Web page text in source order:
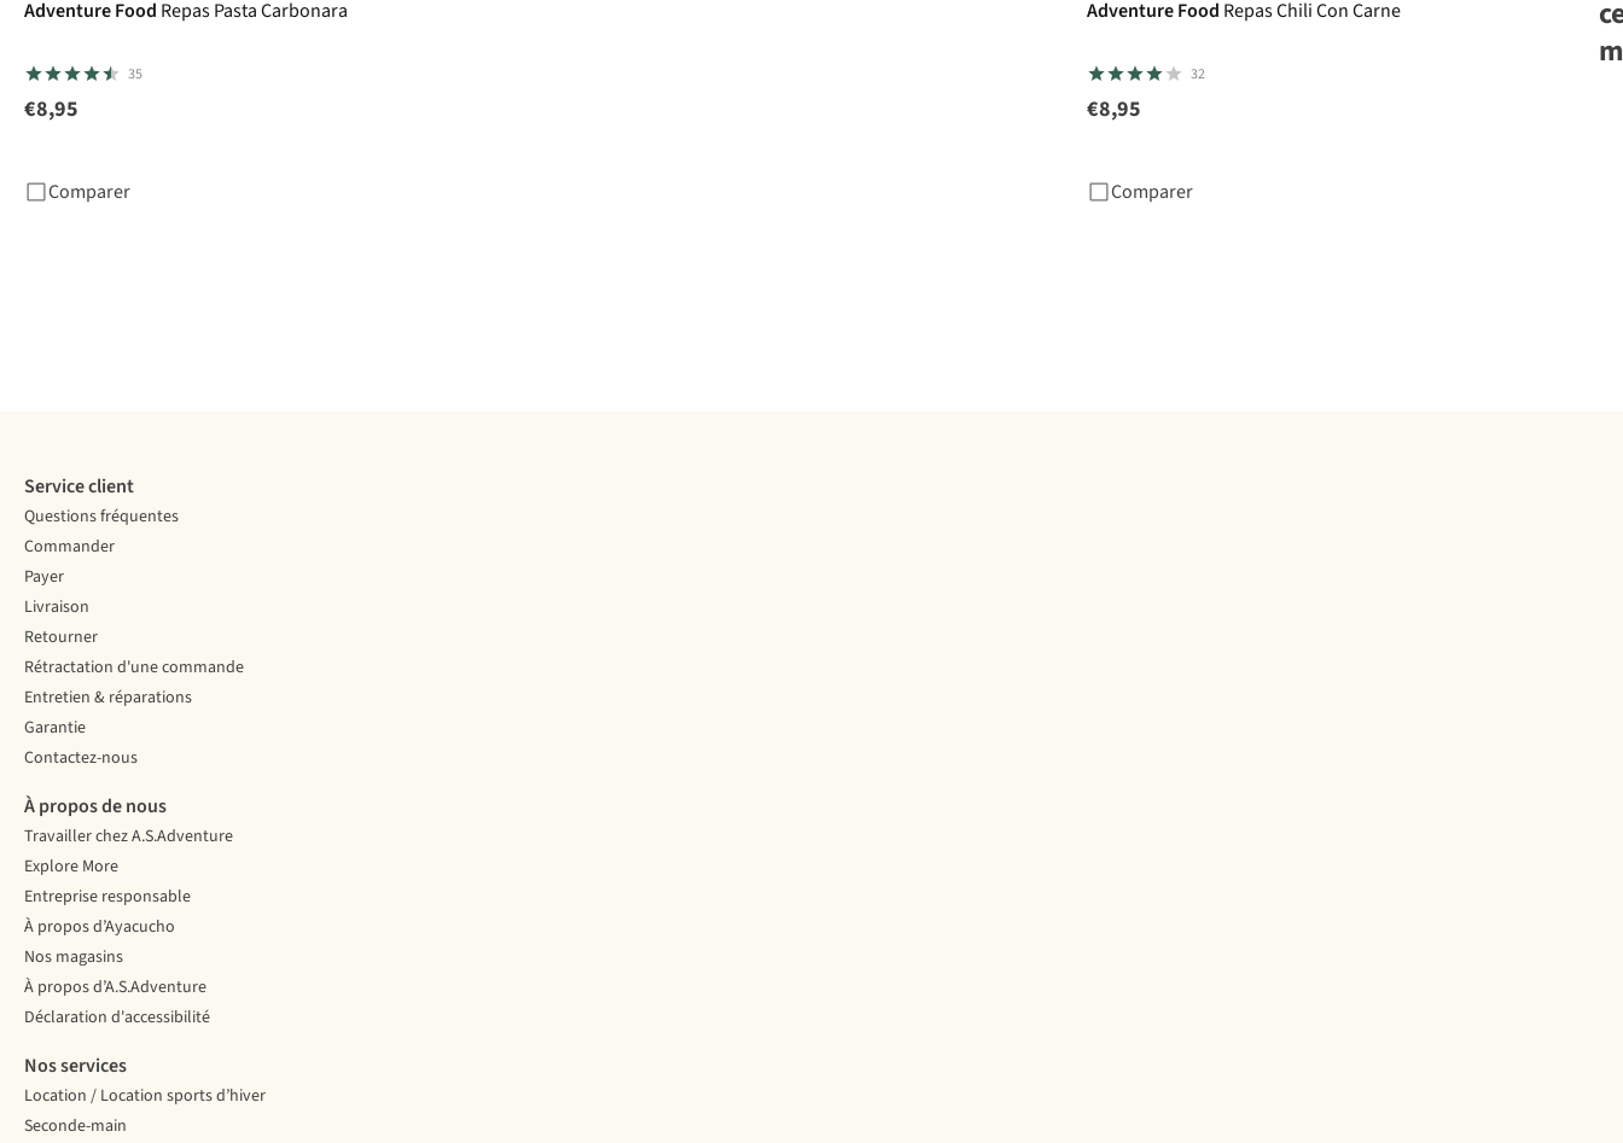
Adventure Food Repas Pasta Carbonara
35
€8,95
Comparer
Adventure Food Repas Chili Con Carne
32
€8,95
Comparer
4
Service client
Questions fréquentes
Commander
Payer
Livraison
Retourner
Rétractation d'une commande
Entretien & réparations
Garantie
Contactez-nous
À propos de nous
Travailler chez A.S.Adventure
Explore More
Entreprise responsable
À propos d’Ayacucho
Nos magasins
À propos d’A.S.Adventure
Déclaration d'accessibilité
Nos services
Location / Location sports d’hiver
Seconde-main